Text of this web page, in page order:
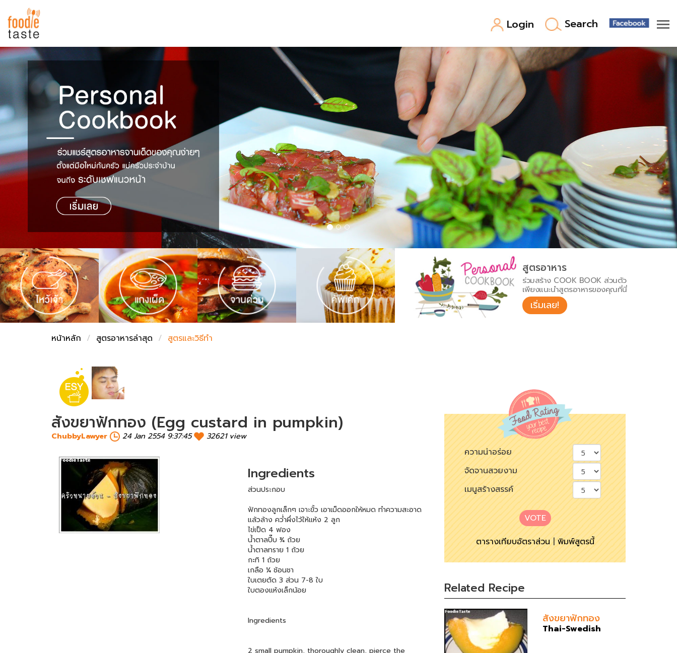
Login Search
สูตรอาหาร
สูตรอาหารล่าสุด
Top Foodie
พาไปชิม
สารพันก้นครัว
เคล็ดลับน่ารู้
เปรียบเทียบหน่วยการตวง
เปรียบเทียบอุณหภูมิ
เปรียบเทียบน้ำหนักวัตถุดิบ
ชั่งตวงเนย
FoodPedia
สร้าง Cookbook
สูตรอาหาร
ร่วมสร้าง COOK BOOK ส่วนตัว
เพียงแนะนำสูตรอาหารของคุณที่นี่
เริ่มเลย!
หน้าหลัก สูตรอาหารล่าสุด สูตรและวิธีทำ
สังขยาฟักทอง (Egg custard in pumpkin)
ChubbyLawyer 24 Jan 2554 9:37:45 32621 view
Ingredients
ส่วนประกอบ
ฟักทองลูกเล็กๆ เจาะขั้ว เอาเม็ดออกให้หมด ทำความสะอาด
แล้วล้าง คว่ำผึ่งไว้ให้แห้ง 2 ลูก
ไข่เป็ด 4 ฟอง
น้ำตาลปี๊บ ¾ ถ้วย
น้ำตาลทราย 1 ถ้วย
กะทิ 1 ถ้วย
เกลือ ¼ ช้อนชา
ใบเตยตัด 3 ส่วน 7-8 ใบ
ใบตองแห้งเล็กน้อย
Ingredients
2 small pumpkin, thoroughly clean, pierce the
ความน่าอร่อย
จัดจานสวยงาม
เมนูสร้างสรรค์
VOTE
ตารางเทียบอัตราส่วน|พิมพ์สูตรนี้
Related Recipe
สังขยาฟักทอง
Thai-Swedish